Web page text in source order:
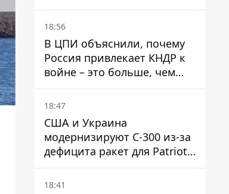
"бандеровскую символику" -
Навроцкий
18:56
В ЦПИ объяснили, почему
Россия привлекает КНДР к
войне – это больше, чем
ракеты
18:47
США и Украина
модернизируют С-300 из-за
дефицита ракет для Patriot -
СМИ
18:41